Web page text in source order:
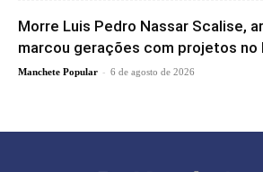
Morre Luis Pedro Nassar Scalise,
marcou gerações com projetos no
Manchete Popular - 6 de agosto de 2026